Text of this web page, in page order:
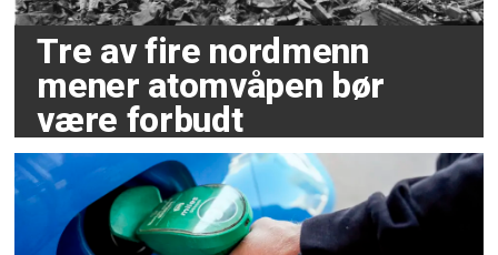
Tre av fire nordmenn
mener atomvåpen bør
være forbudt